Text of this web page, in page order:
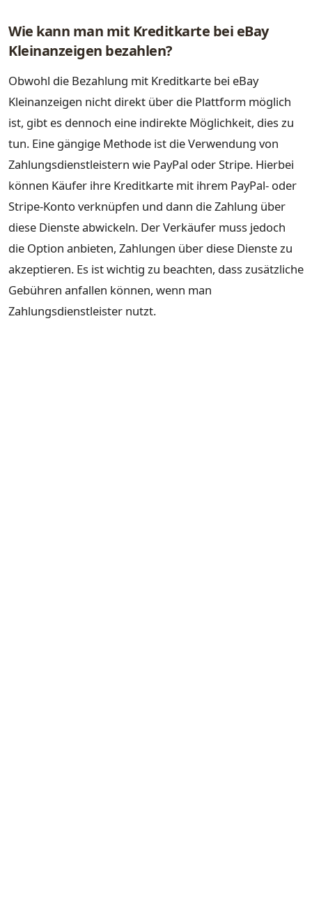
Wie kann man mit Kreditkarte bei eBay
Kleinanzeigen bezahlen?
Obwohl die Bezahlung mit Kreditkarte bei eBay
Kleinanzeigen nicht direkt über die Plattform möglich
ist, gibt es dennoch eine indirekte Möglichkeit, dies zu
tun. Eine gängige Methode ist die Verwendung von
Zahlungsdienstleistern wie PayPal oder Stripe. Hierbei
können Käufer ihre Kreditkarte mit ihrem PayPal- oder
Stripe-Konto verknüpfen und dann die Zahlung über
diese Dienste abwickeln. Der Verkäufer muss jedoch
die Option anbieten, Zahlungen über diese Dienste zu
akzeptieren. Es ist wichtig zu beachten, dass zusätzliche
Gebühren anfallen können, wenn man
Zahlungsdienstleister nutzt.